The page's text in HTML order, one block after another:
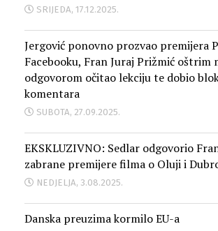
SRIJEDA, 17.12.2025.
Jergović ponovno prozvao premijera
Facebooku, Fran Juraj Prižmić oštrim
odgovorom očitao lekciju te dobio
komentara
SUBOTA, 27.09.2025.
EKSKLUZIVNO: Sedlar odgovorio
zabrane premijere filma o Oluji i
NEDJELJA, 3.08.2025.
Danska preuzima kormilo EU-a